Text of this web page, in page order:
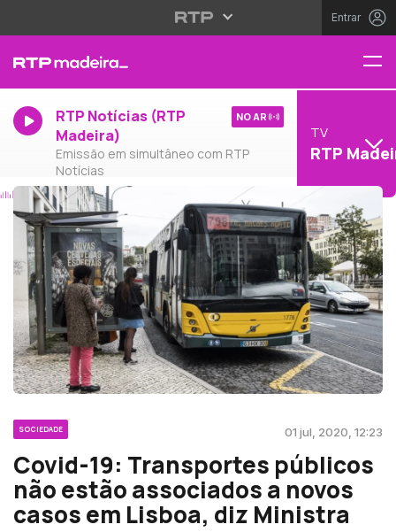
Entrar
RTP Notícias (RTP
Madeira)
Emissão em simultâneo com RTP
Notícias
NO AR
TV
RTP
SOCIEDADE 01 jul, 2020, 12:23
Covid-19: Transportes públicos
não estão associados a novos
casos em Lisboa, diz Ministra